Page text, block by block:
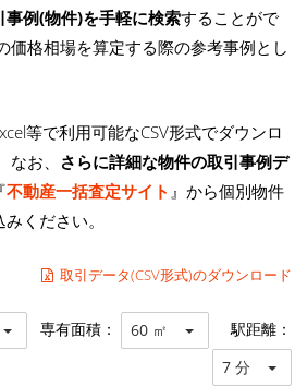
例(物件)を手軽に検索することがで
価格相場を算定する際の参考事例とし
等で利用可能なCSV形式でダウンロ
お、 さらに詳細な物件の取引事例デ
不動産一括査定サイト 』から個別物件
ください。
取引データ(CSV形式)のダウンロード
専有面積： 60 ㎡ 駅距離：
7 分